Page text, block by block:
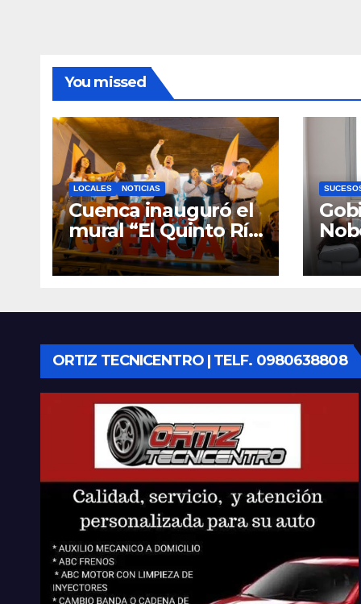
You missed
LOCALES NOTICIAS
Cuenca inauguró el
mural “El Quinto Río
Vive”, símbolo de la
defensa ciudadana
ORTIZ TECNICENTRO | TELF. 0980638808